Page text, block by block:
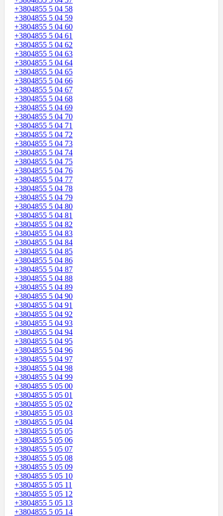
+3804855 5 04 58
+3804855 5 04 59
+3804855 5 04 60
+3804855 5 04 61
+3804855 5 04 62
+3804855 5 04 63
+3804855 5 04 64
+3804855 5 04 65
+3804855 5 04 66
+3804855 5 04 67
+3804855 5 04 68
+3804855 5 04 69
+3804855 5 04 70
+3804855 5 04 71
+3804855 5 04 72
+3804855 5 04 73
+3804855 5 04 74
+3804855 5 04 75
+3804855 5 04 76
+3804855 5 04 77
+3804855 5 04 78
+3804855 5 04 79
+3804855 5 04 80
+3804855 5 04 81
+3804855 5 04 82
+3804855 5 04 83
+3804855 5 04 84
+3804855 5 04 85
+3804855 5 04 86
+3804855 5 04 87
+3804855 5 04 88
+3804855 5 04 89
+3804855 5 04 90
+3804855 5 04 91
+3804855 5 04 92
+3804855 5 04 93
+3804855 5 04 94
+3804855 5 04 95
+3804855 5 04 96
+3804855 5 04 97
+3804855 5 04 98
+3804855 5 04 99
+3804855 5 05 00
+3804855 5 05 01
+3804855 5 05 02
+3804855 5 05 03
+3804855 5 05 04
+3804855 5 05 05
+3804855 5 05 06
+3804855 5 05 07
+3804855 5 05 08
+3804855 5 05 09
+3804855 5 05 10
+3804855 5 05 11
+3804855 5 05 12
+3804855 5 05 13
+3804855 5 05 14